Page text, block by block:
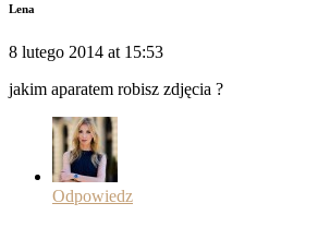
Lena
8 lutego 2014 at 15:53
jakim aparatem robisz zdjęcia ?
Odpowiedz